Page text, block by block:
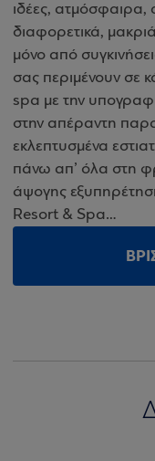
ιδέες,
διαφορετικά,
μόνο από
σας περιμένουν σε
spa με την
στην απέραντη
εκλεπτυσμένα
πάνω απ’ όλα στη
άψογης
Resort & Spa…